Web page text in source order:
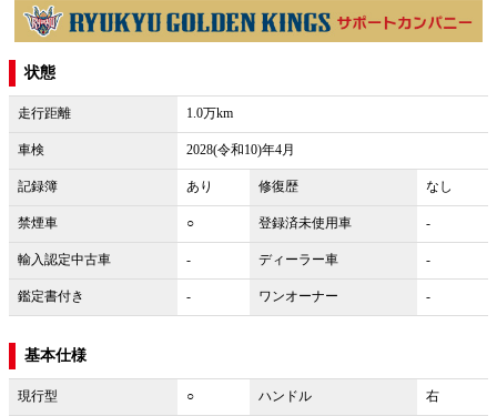
状態
走行距離 1.0万km
車検 2028(令和10)年4月
記録簿 あり 修復歴 なし
禁煙車 ○ 登録済未使用車 -
輸入認定中古車 - ディーラー車 -
鑑定書付き - ワンオーナー -
基本仕様
現行型 ○ ハンドル
右